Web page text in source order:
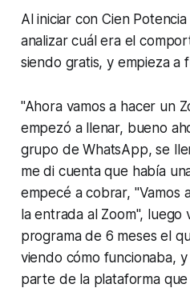
Al iniciar con Cien
analizar cuál era el
siendo gratis, y empieza a
"Ahora vamos a hacer un
empezó a llenar, bueno
grupo de WhatsApp, se
me di cuenta que había
empecé a cobrar, "Vamos
la entrada al Zoom", luego
programa de 6 meses el
viendo cómo funcionaba,
parte de la plataforma